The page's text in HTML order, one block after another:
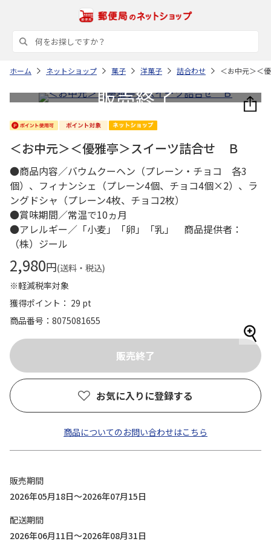
ホーム ネットショップ 菓子 洋菓子 詰合わせ ＜お中元＞＜
＜お中元＞＜優雅亭＞スイーツ詰合せ Ｂ
●商品内容／バウムクーヘン（プレーン・チョコ 各3
個）、フィナンシェ（プレーン4個、チョコ4個×2）、ラ
ングドシャ（プレーン4枚、チョコ2枚）
●賞味期間／常温で10ヵ月
●アレルギー／「小麦」「卵」「乳」 商品提供者：
（株）ジール
2,980円(送料・税込)
※軽減税率対象
獲得ポイント： 29 pt
商品番号
8075081655
お気に入りに登録する
商品についてのお問い合わせはこちら
販売期間
2026年05月18日～2026年07月15日
配送期間
2026年06月11日～2026年08月31日